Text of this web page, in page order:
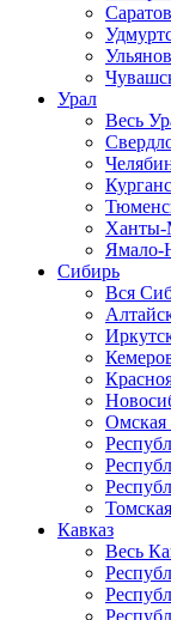
Урал
Весь
Ханты-
Ямало-
Сибирь
Вся
Омская
Кавказ
Весь